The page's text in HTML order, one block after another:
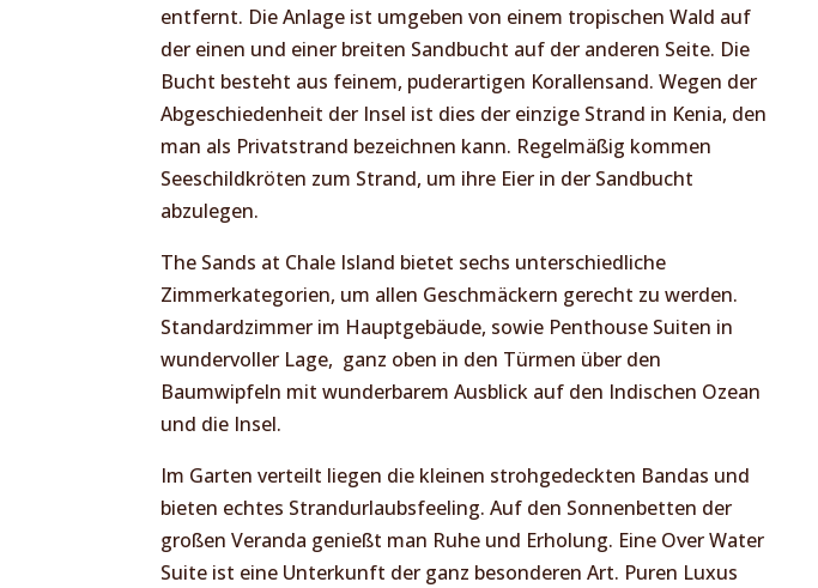
entfernt. Die Anlage ist umgeben von einem tropischen Wald auf
der einen und einer breiten Sandbucht auf der anderen Seite. Die
Bucht besteht aus feinem, puderartigen Korallensand. Wegen der
Abgeschiedenheit der Insel ist dies der einzige Strand in Kenia, den
man als Privatstrand bezeichnen kann. Regelmäßig kommen
Seeschildkröten zum Strand, um ihre Eier in der Sandbucht
abzulegen.
The Sands at Chale Island bietet sechs unterschiedliche
Zimmerkategorien, um allen Geschmäckern gerecht zu werden.
Standardzimmer im Hauptgebäude, sowie Penthouse Suiten in
wundervoller Lage, ganz oben in den Türmen über den
Baumwipfeln mit wunderbarem Ausblick auf den Indischen Ozean
und die Insel.
Im Garten verteilt liegen die kleinen strohgedeckten Bandas und
bieten echtes Strandurlaubsfeeling. Auf den Sonnenbetten der
großen Veranda genießt man Ruhe und Erholung. Eine Over Water
Suite ist eine Unterkunft der ganz besonderen Art. Puren Luxus